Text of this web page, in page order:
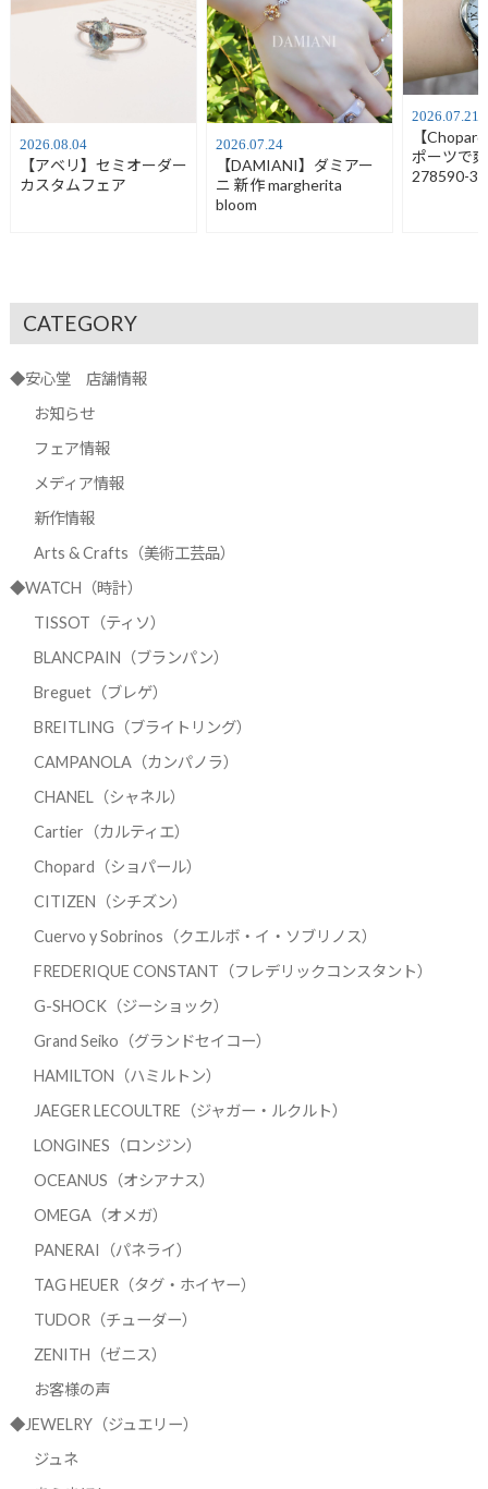
2026.08.04
【アベリ】セミオーダー
カスタムフェア
2026.07.24
【DAMIANI】ダミアー
ニ 新作 margherita
bloom
2026.07.21
【
ポーツで
278590-
CATEGORY
◆安心堂 店舗情報
お知らせ
フェア情報
メディア情報
新作情報
Arts & Crafts（美術工芸品）
◆WATCH（時計）
TISSOT（ティソ）
BLANCPAIN（ブランパン）
Breguet（ブレゲ）
BREITLING（ブライトリング）
CAMPANOLA（カンパノラ）
CHANEL（シャネル）
Cartier（カルティエ）
Chopard（ショパール）
CITIZEN（シチズン）
Cuervo y Sobrinos（クエルボ・イ・ソブリノス）
FREDERIQUE CONSTANT（フレデリックコンスタント）
G-SHOCK（ジーショック）
Grand Seiko（グランドセイコー）
HAMILTON（ハミルトン）
JAEGER LECOULTRE（ジャガー・ルクルト）
LONGINES（ロンジン）
OCEANUS（オシアナス）
OMEGA（オメガ）
PANERAI（パネライ）
TAG HEUER（タグ・ホイヤー）
TUDOR（チューダー）
ZENITH（ゼニス）
お客様の声
◆JEWELRY（ジュエリー）
ジュネ